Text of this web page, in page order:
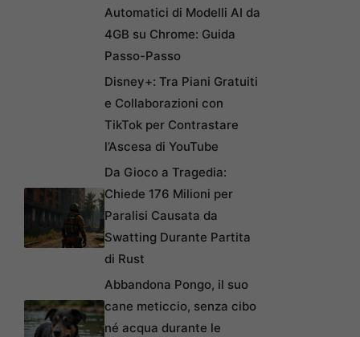
Automatici di Modelli AI da
4GB su Chrome: Guida
Passo-Passo
Disney+: Tra Piani Gratuiti
e Collaborazioni con
TikTok per Contrastare
l’Ascesa di YouTube
Da Gioco a Tragedia:
Chiede 176 Milioni per
Paralisi Causata da
Swatting Durante Partita
di Rust
Abbandona Pongo, il suo
cane meticcio, senza cibo
né acqua durante le